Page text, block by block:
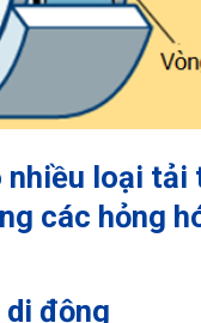
nhiều loại
các hỏng
động